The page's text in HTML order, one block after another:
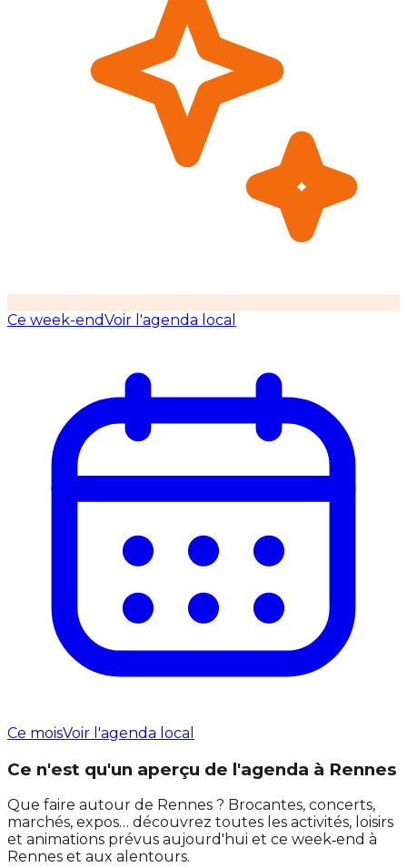
Ce week-endVoir l'agenda local
Ce moisVoir l'agenda local
Ce n'est qu'un aperçu de l'agenda à Rennes
Que faire autour de Rennes ? Brocantes, concerts,
marchés, expos… découvrez toutes les activités, loisirs
et animations prévus aujourd'hui et ce week‑end à
Rennes et aux alentours.